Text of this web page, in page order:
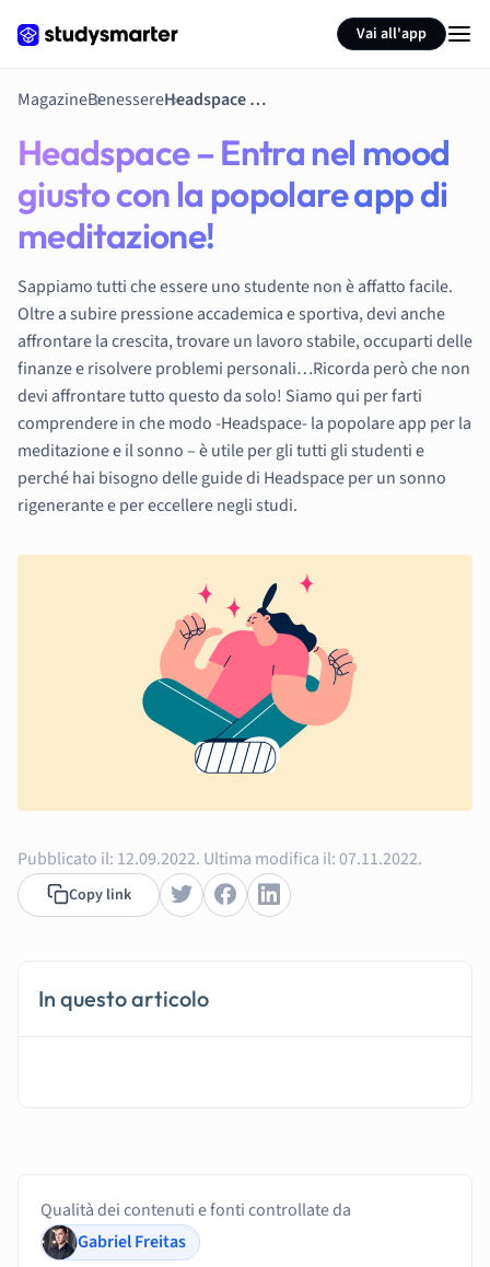
Vai all'app
MagazineBenessere Headspace – Entra nel mood giusto con la popolare app di meditazione!
Headspace – Entra nel mood
giusto con la popolare app di
meditazione!
Sappiamo tutti che essere uno studente non è affatto facile.
Oltre a subire pressione accademica e sportiva, devi anche
affrontare la crescita, trovare un lavoro stabile, occuparti delle
finanze e risolvere problemi personali…Ricorda però che non
devi affrontare tutto questo da solo! Siamo qui per farti
comprendere in che modo -Headspace- la popolare app per la
meditazione e il sonno – è utile per gli tutti gli studenti e
perché hai bisogno delle guide di Headspace per un sonno
rigenerante e per eccellere negli studi.
Pubblicato il: 12.09.2022. Ultima modifica il:07.11.2022.
Copy link
In questo articolo
Qualità dei contenuti e fonti controllate da
Gabriel Freitas